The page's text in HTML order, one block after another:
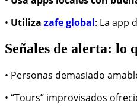
• Utiliza zafe global: La app
Señales de alerta: lo
• Personas demasiado
• “Tours” improvisados